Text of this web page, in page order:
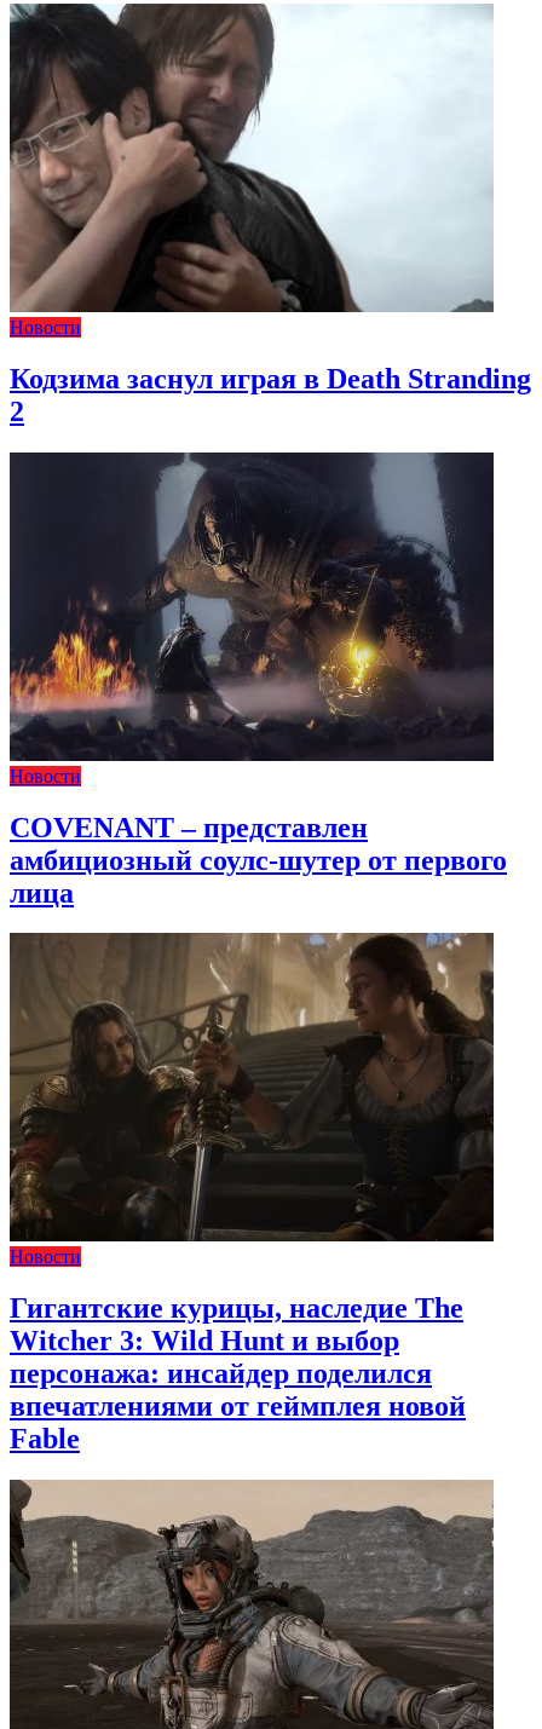
Новости
Кодзима заснул играя в Death Stranding
2
Новости
COVENANT – представлен
амбициозный соулс-шутер от первого
лица
Новости
Гигантские курицы, наследие The
Witcher 3: Wild Hunt и выбор
персонажа: инсайдер поделился
впечатлениями от геймплея новой
Fable